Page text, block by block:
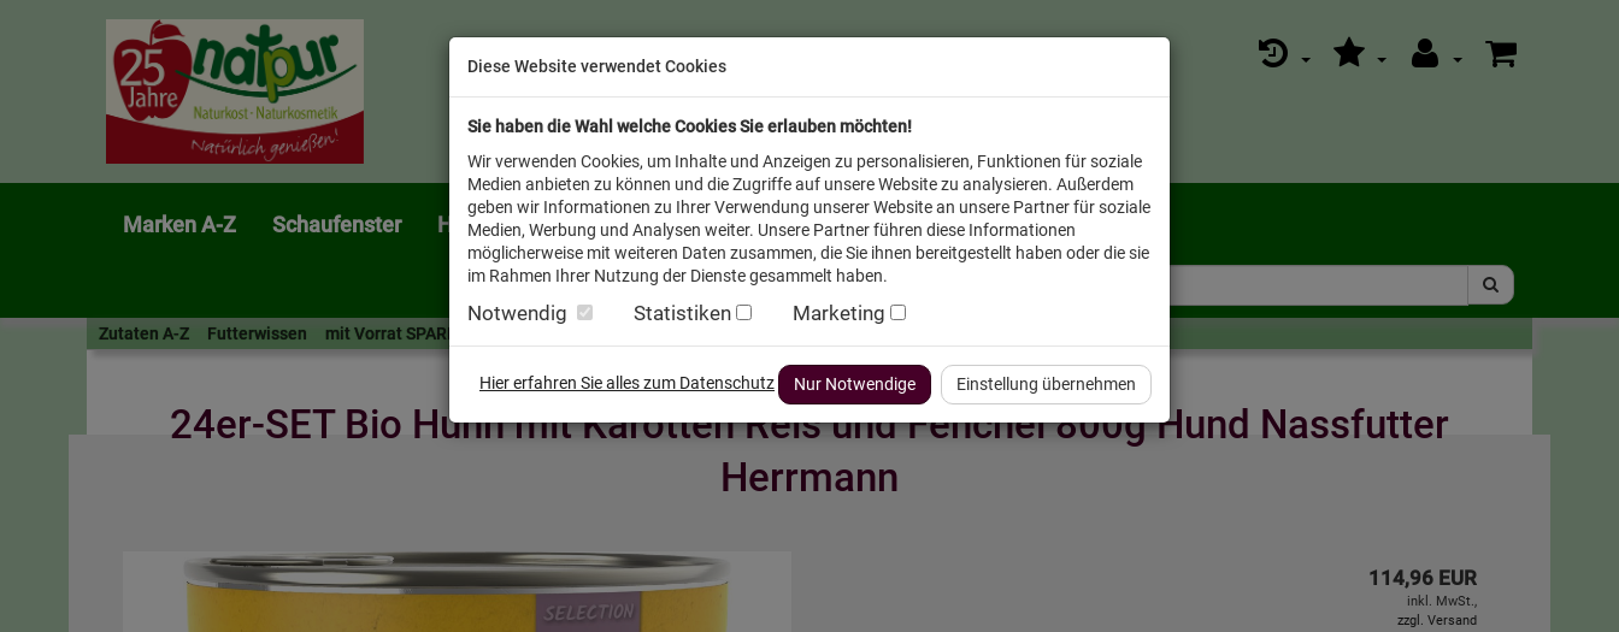
Marken A-Z Schaufenster Heimtier
Zutaten A-Z Futterwissen mit Vorrat SPAREN
24er-SET Bio Huhn mit Karotten Reis und Fenchel 800g Hund Nassfutter
Herrmann
114,96 EUR
inkl. MwSt.,
zzgl. Versand
Diese Website verwendet Cookies
Sie haben die Wahl welche Cookies Sie erlauben möchten!
Wir verwenden Cookies, um Inhalte und Anzeigen zu personalisieren, Funktionen für soziale
Medien anbieten zu können und die Zugriffe auf unsere Website zu analysieren. Außerdem
geben wir Informationen zu Ihrer Verwendung unserer Website an unsere Partner für soziale
Medien, Werbung und Analysen weiter. Unsere Partner führen diese Informationen
möglicherweise mit weiteren Daten zusammen, die Sie ihnen bereitgestellt haben oder die sie
im Rahmen Ihrer Nutzung der Dienste gesammelt haben.
Notwendig Statistiken Marketing
Hier erfahren Sie alles zum Datenschutz Nur Notwendige Einstellung übernehmen